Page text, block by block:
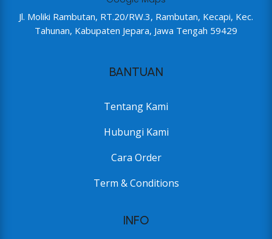
Jl. Moliki Rambutan, RT.20/RW.3, Rambutan, Kecapi, Kec.
Tahunan, Kabupaten Jepara, Jawa Tengah 59429
BANTUAN
Tentang Kami
Hubungi Kami
Cara Order
Term & Conditions
INFO